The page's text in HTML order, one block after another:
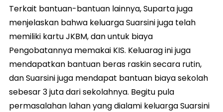
Terkait bantuan-bantuan lainnya, Suparta juga
menjelaskan bahwa keluarga Suarsini juga telah
memiliki kartu JKBM, dan untuk biaya
Pengobatannya memakai KIS. Keluarag ini juga
mendapatkan bantuan beras raskin secara rutin,
dan Suarsini juga mendapat bantuan biaya sekolah
sebesar 3 juta dari sekolahnya. Begitu pula
permasalahan lahan yang dialami keluarga Suarsini